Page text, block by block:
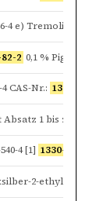
2 0,1 %
CAS-Nr.: 1327-
4 [1] 1330-43-4